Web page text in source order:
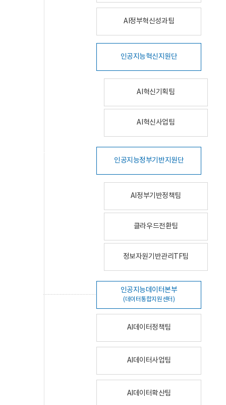
AI정부혁신성과팀
인공지능혁신지원단
AI혁신기획팀
AI혁신사업팀
인공지능정부기반지원단
AI정부기반정책팀
클라우드전환팀
정보자원기반관리TF팀
인공지능데이터본부
(데이터통합지원센터)
AI데이터정책팀
AI데이터사업팀
AI데이터확산팀